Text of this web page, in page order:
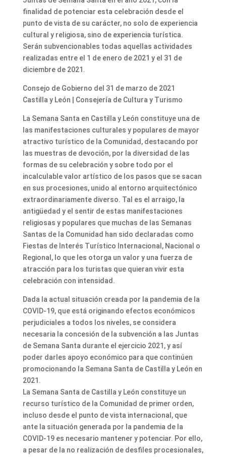
finalidad de potenciar esta celebración desde el
punto de vista de su carácter, no solo de experiencia
cultural y religiosa, sino de experiencia turística.
Serán subvencionables todas aquellas actividades
realizadas entre el 1 de enero de 2021 y el 31 de
diciembre de 2021.
Consejo de Gobierno del 31 de marzo de 2021
Castilla y León | Consejería de Cultura y Turismo
La Semana Santa en Castilla y León constituye una de
las manifestaciones culturales y populares de mayor
atractivo turístico de la Comunidad, destacando por
las muestras de devoción, por la diversidad de las
formas de su celebración y sobre todo por el
incalculable valor artístico de los pasos que se sacan
en sus procesiones, unido al entorno arquitectónico
extraordinariamente diverso. Tal es el arraigo, la
antigüedad y el sentir de estas manifestaciones
religiosas y populares que muchas de las Semanas
Santas de la Comunidad han sido declaradas como
Fiestas de Interés Turístico Internacional, Nacional o
Regional, lo que les otorga un valor y una fuerza de
atracción para los turistas que quieran vivir esta
celebración con intensidad.
Dada la actual situación creada por la pandemia de la
COVID-19, que está originando efectos económicos
perjudiciales a todos los niveles, se considera
necesaria la concesión de la subvención a las Juntas
de Semana Santa durante el ejercicio 2021, y así
poder darles apoyo económico para que continúen
promocionando la Semana Santa de Castilla y León en
2021.
La Semana Santa de Castilla y León constituye un
recurso turístico de la Comunidad de primer orden,
incluso desde el punto de vista internacional, que
ante la situación generada por la pandemia de la
COVID-19 es necesario mantener y potenciar. Por ello,
a pesar de la no realización de desfiles procesionales,